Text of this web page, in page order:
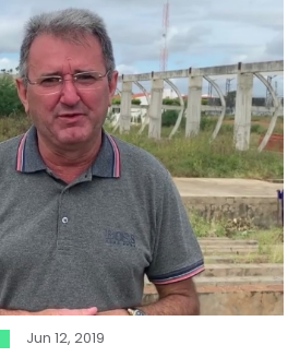
Jun 12, 2019